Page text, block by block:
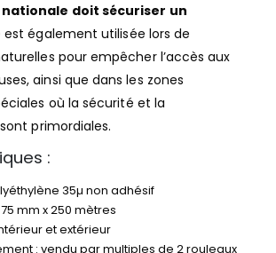
doit sécuriser un
est également utilisée lors de
pour empêcher l’accès aux
ainsi que dans les zones
où la sécurité et la
primordiales.
:
35µ non adhésif
mm x 250 mètres
et extérieur
: vendu par multiples de 2 rouleaux